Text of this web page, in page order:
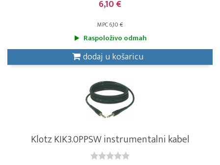
6,10 €
MPC 6,10 €
Raspoloživo odmah
dodaj u košaricu
Klotz KIK3.0PPSW instrumentalni kabel